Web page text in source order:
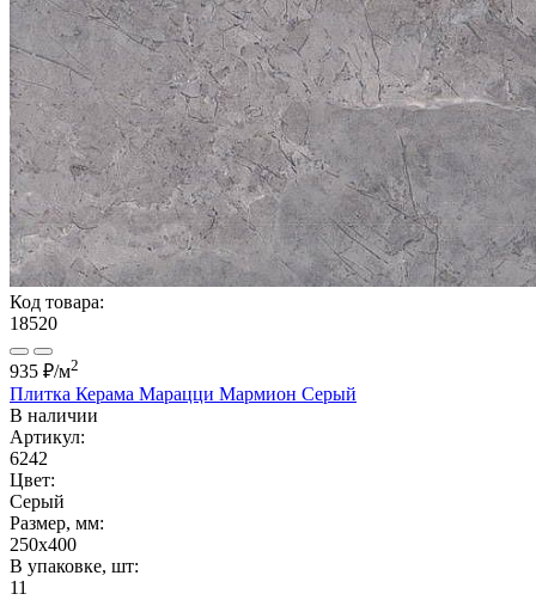
Код товара:
18520
935 ₽/м2
Плитка Керама Марацци Мармион Серый
В наличии
Артикул:
6242
Цвет:
Серый
Размер, мм:
250x400
В упаковке, шт:
11